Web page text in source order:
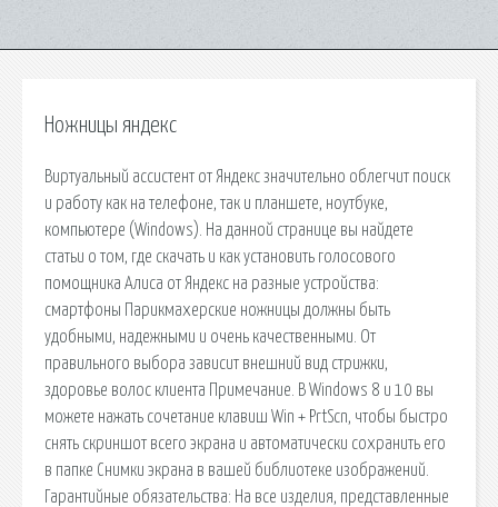
Ножницы яндекс
Виртуальный ассистент от Яндекс значительно облегчит поиск
и работу как на телефоне, так и планшете, ноутбуке,
компьютере (Windows). На данной странице вы найдете
статьи о том, где скачать и как установить голосового
помощника Алиса от Яндекс на разные устройства:
смартфоны Парикмахерские ножницы должны быть
удобными, надежными и очень качественными. От
правильного выбора зависит внешний вид стрижки,
здоровье волос клиента Примечание. В Windows 8 и 10 вы
можете нажать сочетание клавиш Win + PrtScn, чтобы быстро
снять скриншот всего экрана и автоматически сохранить его
в папке Снимки экрана в вашей библиотеке изображений.
Гарантийные обязательства: На все изделия, представленные